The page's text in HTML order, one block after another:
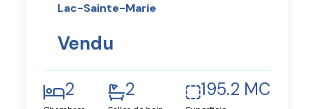
Lac-Sainte-Marie
Vendu
2 2 195.2 MC